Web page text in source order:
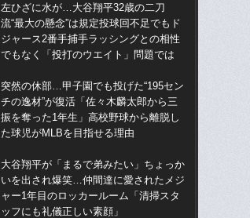
左ひざに水が…大谷翔平32歳の二刀
流“最大の懸念”は規定投球回不足でもド
ジャース2番手捕手ラッシングとの相性
でもなく「投打のウエイト」問題では
突然の休部…甲子園でも投げた“195セン
チの逸材”が復活「佐々木麟太郎から三
振を奪った1年生」高校野球から離脱し
た球児がMLBを目指せる理由
大谷翔平が「まるで弟みたい」ちょっか
いを出され爆笑…仲間達に愛されたメジ
ャー1年目のロッカールーム「清掃スタ
ッフにも礼儀正しい素顔」